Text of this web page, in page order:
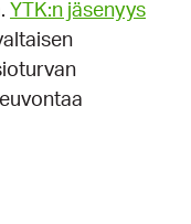
YTK:n jäsenyys